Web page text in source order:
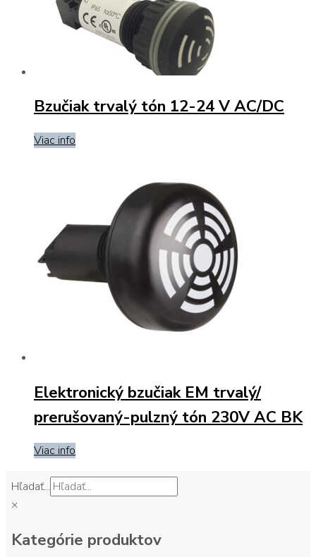
Bzučiak trvalý tón 12-24 V AC/DC
Viac info
Elektronický bzučiak EM trvalý/
prerušovaný-pulzný tón 230V AC BK
Viac info
Hľadať...
×
Kategórie produktov